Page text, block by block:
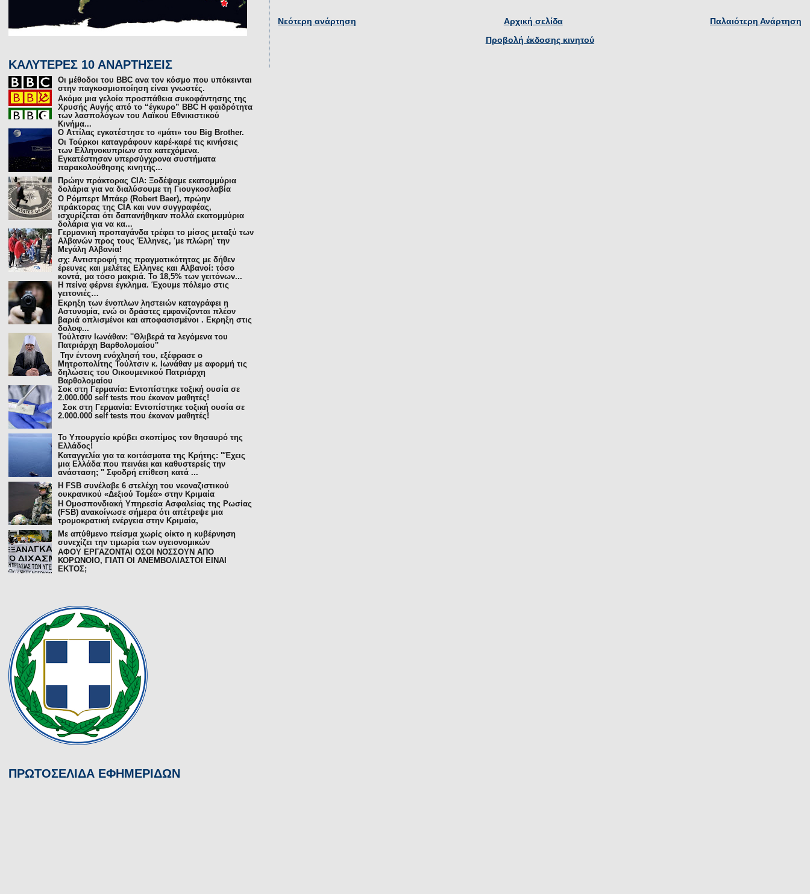
Νεότερη ανάρτηση Παλαιότερη Ανάρτηση
Αρχική σελίδα
Προβολή έκδοσης κινητού
ΚΑΛΥΤΕΡΕΣ 10 ΑΝΑΡΤΗΣΕΙΣ
Οι μέθοδοι του BΒC ανα τον κόσμο που υπόκεινται
στην παγκοσμιοποίηση είναι γνωστές.
Ακόμα μια γελοία προσπάθεια συκοφάντησης της
Χρυσής Αυγής από το “έγκυρο” BBC Η φαιδρότητα
των λασπολόγων του Λαϊκού Εθνικιστικού
Κινήμα...
Ο Αττίλας εγκατέστησε το «μάτι» του Big Brother.
Οι Τούρκοι καταγράφουν καρέ-καρέ τις κινήσεις
των Ελληνοκυπρίων στα κατεχόμενα.
Εγκατέστησαν υπερσύγχρονα συστήματα
παρακολούθησης κινητής...
Πρώην πράκτορας CIA: Ξοδέψαμε εκατομμύρια
δολάρια για να διαλύσουμε τη Γιουγκοσλαβία
Ο Ρόμπερτ Μπάερ (Robert Baer), πρώην
πράκτορας της CIA και νυν συγγραφέας,
ισχυρίζεται ότι δαπανήθηκαν πολλά εκατομμύρια
δολάρια για να κα...
Γερμανική προπαγάνδα τρέφει το μίσος μεταξύ των
Αλβανών προς τους Έλληνες, 'με πλώρη' την
Μεγάλη Αλβανία!
σχ: Αντιστροφή της πραγματικότητας με δήθεν
έρευνες και μελέτες Ελληνες και Αλβανοί: τόσο
κοντά, μα τόσο μακριά. Το 18,5% των γειτόνων...
Η πείνα φέρνει έγκλημα. Έχουμε πόλεμο στις
γειτονιές…
Εκρηξη των ένοπλων ληστειών καταγράφει η
Αστυνοµία, ενώ οι δράστες εµφανίζονται πλέον
βαριά οπλισµένοι και αποφασισµένοι . Εκρηξη στις
δολοφ...
Τούλτσιν Ιωνάθαν: ''Θλιβερά τα λεγόμενα του
Πατριάρχη Βαρθολομαίου''
Την έντονη ενόχλησή του, εξέφρασε ο
Μητροπολίτης Τούλτσιν κ. Ιωνάθαν με αφορμή τις
δηλώσεις του Οικουμενικού Πατριάρχη
Βαρθολομαίου
Σοκ στη Γερμανία: Εντοπίστηκε τοξική ουσία σε
2.000.000 self tests που έκαναν μαθητές!
Σοκ στη Γερμανία: Εντοπίστηκε τοξική ουσία σε
2.000.000 self tests που έκαναν μαθητές!
To Υπουργείο κρύβει σκοπίμος τον θησαυρό της
Ελλάδος!
Καταγγελία για τα κοιτάσματα της Κρήτης: "Έχεις
μια Ελλάδα που πεινάει και καθυστερείς την
ανάσταση; " Σφοδρή επίθεση κατά ...
H FSB συνέλαβε 6 στελέχη του νεοναζιστικού
ουκρανικού «Δεξιού Τομέα» στην Κριμαία
Η Ομοσπονδιακή Υπηρεσία Ασφαλείας της Ρωσίας
(FSB) ανακοίνωσε σήμερα ότι απέτρεψε μια
τρομοκρατική ενέργεια στην Κριμαία,
Με απύθμενο πείσμα χωρίς οίκτο η κυβέρνηση
συνεχίζει την τιμωρία των υγειονομικών
ΑΦΟΥ ΕΡΓΑΖΟΝΤΑΙ ΟΣΟΙ ΝΟΣΣΟΥΝ ΑΠΟ
ΚΟΡΩΝΟΙΟ, ΓΙΑΤΙ ΟΙ ΑΝΕΜΒΟΛΙΑΣΤΟΙ ΕΙΝΑΙ
ΕΚΤΟΣ;
ΠΡΩΤΟΣΕΛΙΔΑ ΕΦΗΜΕΡΙΔΩΝ